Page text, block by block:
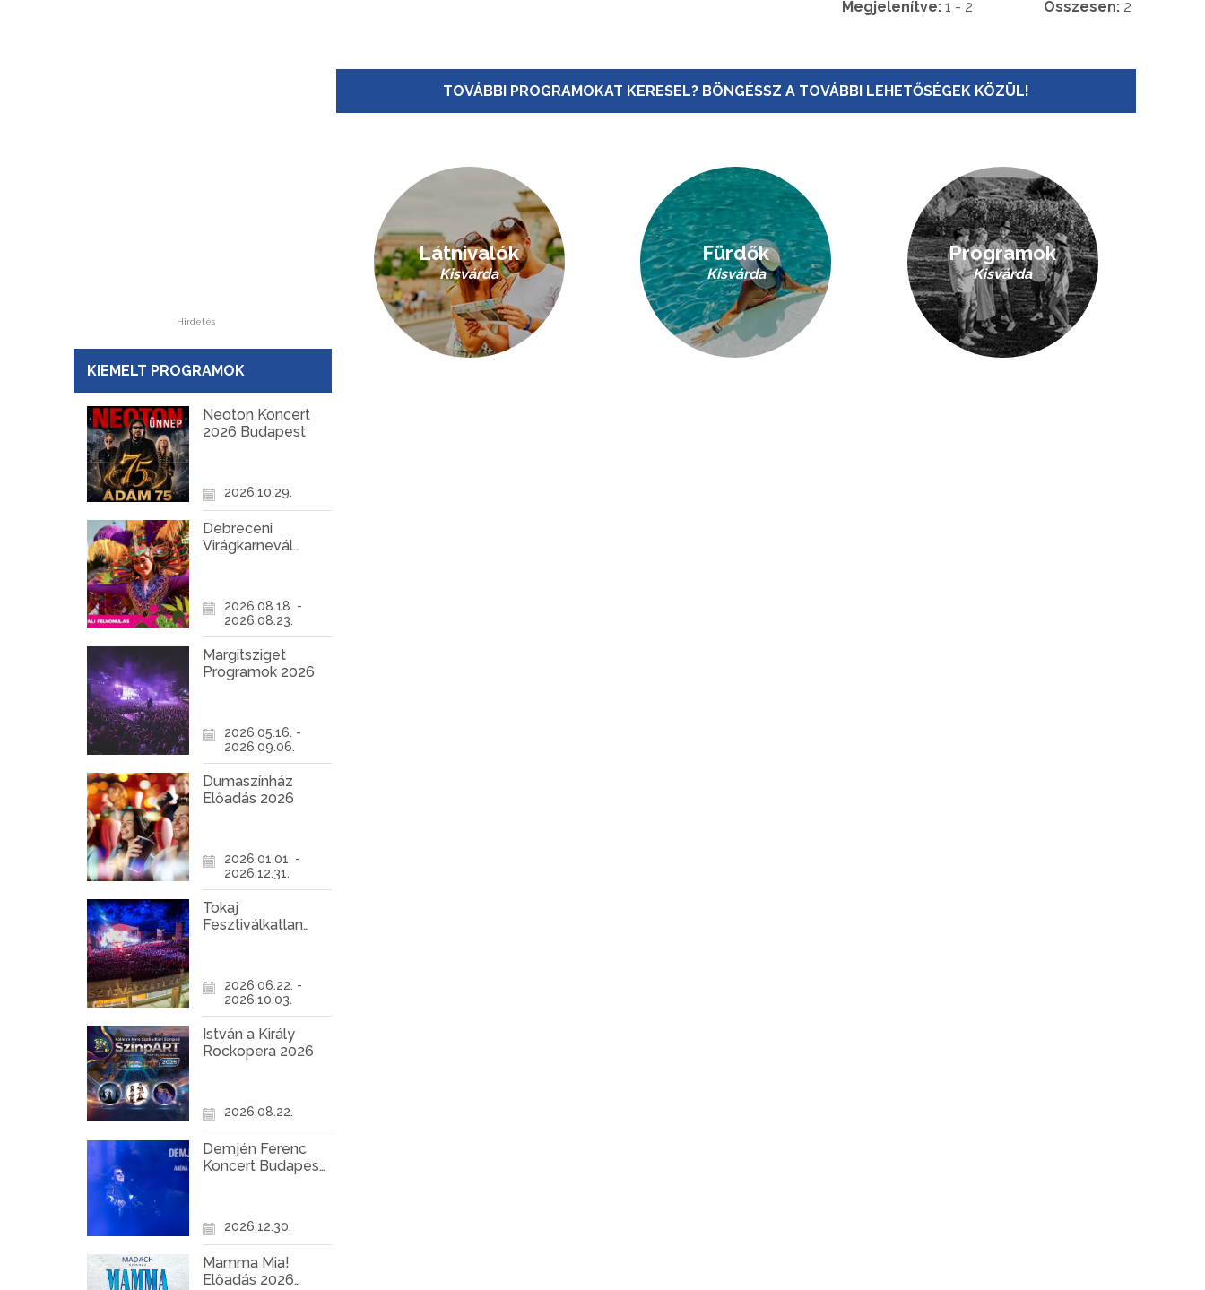
Hirdetés
KIEMELT PROGRAMOK
Neoton Koncert
2026 Budapest
2026.10.29.
Debreceni
Virágkarnevál
2026.08.18. -
2026.08.23.
Margitsziget
Programok 2026
2026.05.16. -
2026.09.06.
Dumaszínház
Előadás 2026
2026.01.01. -
2026.12.31.
Tokaj
Fesztiválkatlan
2026.06.22. -
2026.10.03.
István a Király
Rockopera 2026
2026.08.22.
Demjén Ferenc
Koncert Budapest
2026.12.30.
Mamma Mia!
Előadás 2026
Megjelenítve: 1 - 2 Összesen: 2
TOVÁBBI PROGRAMOKAT KERESEL? BÖNGÉSSZ A TOVÁBBI LEHETŐSÉGEK KÖZÜL!
Látnivalók
Kisvárda
Fürdők
Kisvárda
Programok
Kisvárda